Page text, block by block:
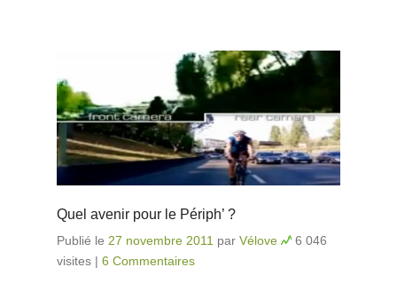
Quel avenir pour le Périph’ ?
Publié le 27 novembre 2011 par Vélove
6 046
visites | 6 Commentaires